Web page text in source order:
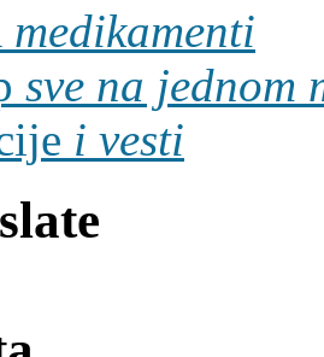
medikamenti
sve na jednom
i vesti